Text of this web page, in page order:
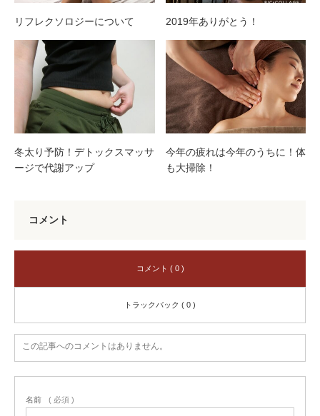
リフレクソロジーについて 2019年ありがとう！
冬太り予防！デトックスマッサ
ージで代謝アップ
今年の疲れは今年のうちに！体
も大掃除！
コメント
コメント ( 0 )
トラックバック ( 0 )
この記事へのコメントはありません。
名前 ( 必須 )